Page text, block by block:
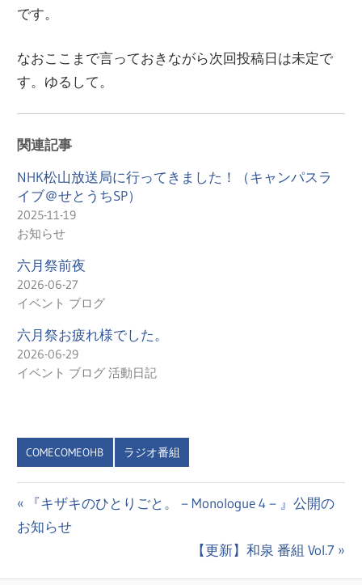
です。
なおここまで言っておきながら次回投稿日は未定で
す。ゆるして。
関連記事
NHK松山放送局に行ってきました！（キャンパスラ
イブ＠せとうちSP）
2025-11-19
お知らせ
六月祭前夜
2026-06-27
イベント ブログ
六月祭お疲れ様でした。
2026-06-29
イベント ブログ 活動日記
COMECOMEOHB ラジオ番組
投
稿
前
の
『キザキのひとりごと。－Monologue 4－』公開の
お知らせ
次
【更新】和泉 番組 Vol.7